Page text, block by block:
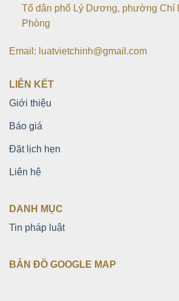
Tổ dân phố Lý Dương, phường Chí
Phòng
Email: luatvietchinh@gmail.com
LIÊN KẾT
Giới thiệu
Báo giá
Đặt lịch hẹn
Liên hệ
DANH MỤC
Tin pháp luật
BẢN ĐỒ GOOGLE MAP